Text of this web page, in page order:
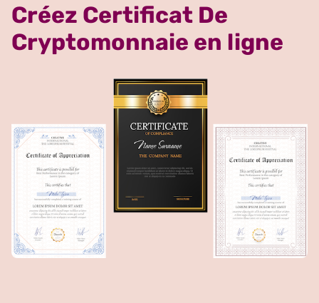
Créez Certificat De
Cryptomonnaie en ligne